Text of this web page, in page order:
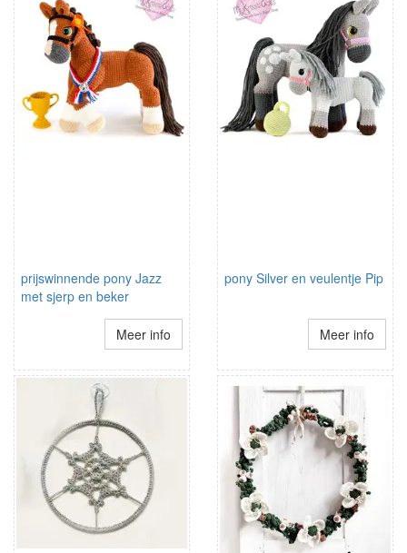
prijswinnende pony Jazz
met sjerp en beker
Meer info
pony Silver en veulentje Pip
Meer info